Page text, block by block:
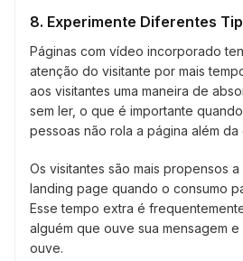
8. Experimente Diferentes
Páginas com vídeo incorporado
atenção do visitante por mais
aos visitantes uma maneira de
sem ler, o que é importante
pessoas não rola a página além da
Os visitantes são mais propensos
landing page quando o consumo
Esse tempo extra é
alguém que ouve sua mensagem
ouve.